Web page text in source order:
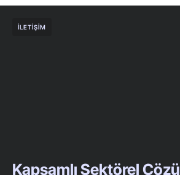
İLETIŞIM
Kapsamlı Sektörel